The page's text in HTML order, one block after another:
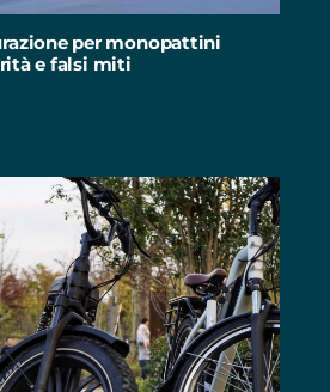
per monopattini
e falsi miti